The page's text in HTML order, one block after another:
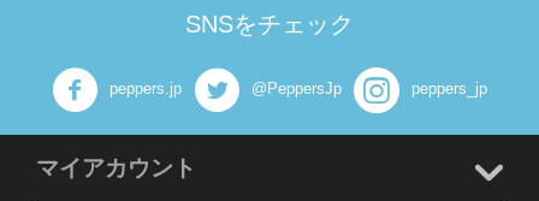
SNSをチェック
peppers.jp @PeppersJp peppers_jp
マイアカウント